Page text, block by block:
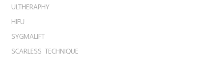
ULTHERAPHY
HIFU
SYGMALIFT
SCARLESS TECHNIQUE